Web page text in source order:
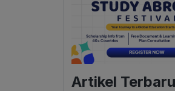
Artikel Terbaru